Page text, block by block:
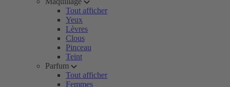
Tout afficher
Yeux
Lèvres
Clous
Pinceau
Teint
Parfum
Tout afficher
Femmes